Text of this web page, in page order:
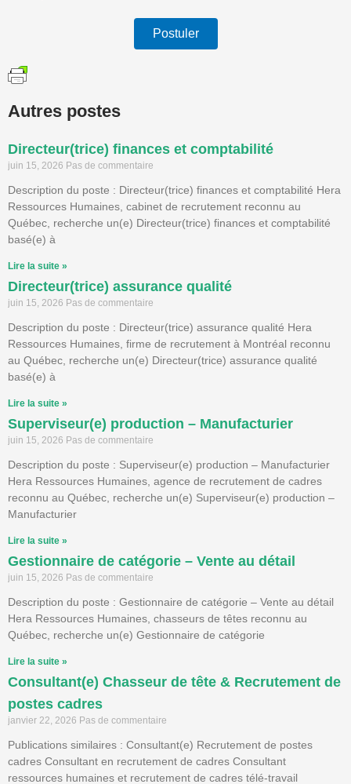
Postuler
Autres postes
Directeur(trice) finances et comptabilité
juin 15, 2026 Pas de commentaire
Description du poste : Directeur(trice) finances et comptabilité Hera
Ressources Humaines, cabinet de recrutement reconnu au
Québec, recherche un(e) Directeur(trice) finances et comptabilité
basé(e) à
Lire la suite »
Directeur(trice) assurance qualité
juin 15, 2026 Pas de commentaire
Description du poste : Directeur(trice) assurance qualité Hera
Ressources Humaines, firme de recrutement à Montréal reconnu
au Québec, recherche un(e) Directeur(trice) assurance qualité
basé(e) à
Lire la suite »
Superviseur(e) production – Manufacturier
juin 15, 2026 Pas de commentaire
Description du poste : Superviseur(e) production – Manufacturier
Hera Ressources Humaines, agence de recrutement de cadres
reconnu au Québec, recherche un(e) Superviseur(e) production –
Manufacturier
Lire la suite »
Gestionnaire de catégorie – Vente au détail
juin 15, 2026 Pas de commentaire
Description du poste : Gestionnaire de catégorie – Vente au détail
Hera Ressources Humaines, chasseurs de têtes reconnu au
Québec, recherche un(e) Gestionnaire de catégorie
Lire la suite »
Consultant(e) Chasseur de tête & Recrutement de
postes cadres
janvier 22, 2026 Pas de commentaire
Publications similaires : Consultant(e) Recrutement de postes
cadres Consultant en recrutement de cadres Consultant
ressources humaines et recrutement de cadres télé-travail